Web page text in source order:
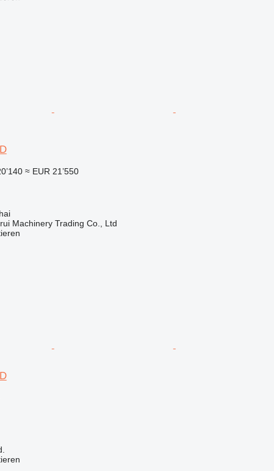
≈ EUR 21’550
Machinery Trading Co., Ltd